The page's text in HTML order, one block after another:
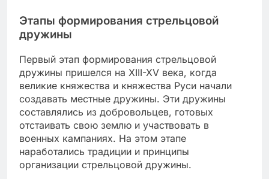
Этапы формирования стрельцовой
дружины
Первый этап формирования стрельцовой
дружины пришелся на XIII-XV века, когда
великие княжества и княжества Руси начали
создавать местные дружины. Эти дружины
составлялись из добровольцев, готовых
отстаивать свою землю и участвовать в
военных кампаниях. На этом этапе
наработались традиции и принципы
организации стрельцовой дружины.